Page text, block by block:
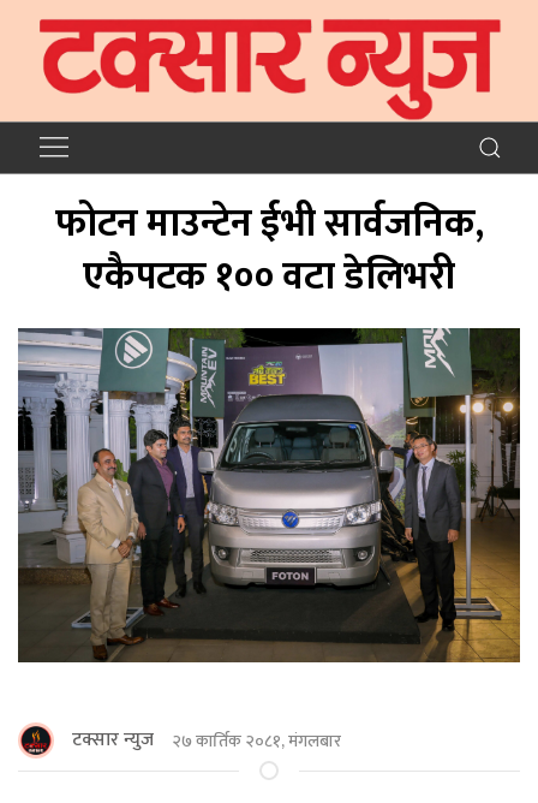
फोटन माउन्टेन ईभी सार्वजनिक,
एकैपटक १०० वटा डेलिभरी
टक्सार न्युज २७ कार्तिक २०८१, मंगलबार